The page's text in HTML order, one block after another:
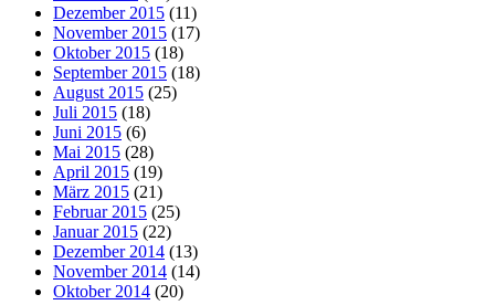
Dezember 2015 (11)
November 2015 (17)
Oktober 2015 (18)
September 2015 (18)
August 2015 (25)
Juli 2015 (18)
Juni 2015 (6)
Mai 2015 (28)
April 2015 (19)
März 2015 (21)
Februar 2015 (25)
Januar 2015 (22)
Dezember 2014 (13)
November 2014 (14)
Oktober 2014 (20)